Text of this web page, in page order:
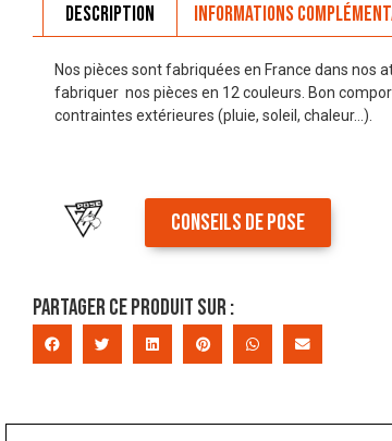
Description Informations
Nos pièces sont fabriquées en France dans nos
fabriquer nos pièces en 12 couleurs. Bon
contraintes extérieures (pluie, soleil, chaleur…).
CONSEILS DE POSE
Partager ce produit sur :